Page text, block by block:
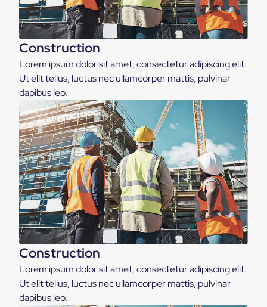
Construction
Lorem ipsum dolor sit amet, consectetur adipiscing elit.
Ut elit tellus, luctus nec ullamcorper mattis, pulvinar
dapibus leo.
Construction
Lorem ipsum dolor sit amet, consectetur adipiscing elit.
Ut elit tellus, luctus nec ullamcorper mattis, pulvinar
dapibus leo.